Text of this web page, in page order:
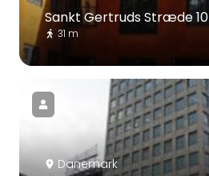
Sankt Gertruds Stræde 10
31 m
Danemark